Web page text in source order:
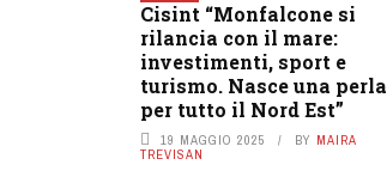
Cisint “Monfalcone si
rilancia con il mare:
investimenti, sport e
turismo. Nasce una perla
per tutto il Nord Est”
19 MAGGIO 2025 BY MAIRA
TREVISAN